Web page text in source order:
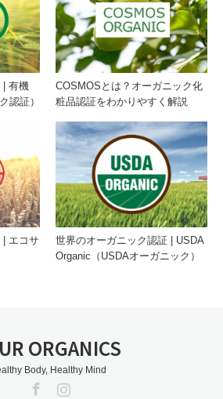
| 有機
認証）
COSMOSとは？オーガニック化
粧品認証をわかりやすく解説
| エコサ
世界のオーガニック認証 | USDA
Organic（USDAオーガニック）
ORGANICS
Body, Healthy Mind